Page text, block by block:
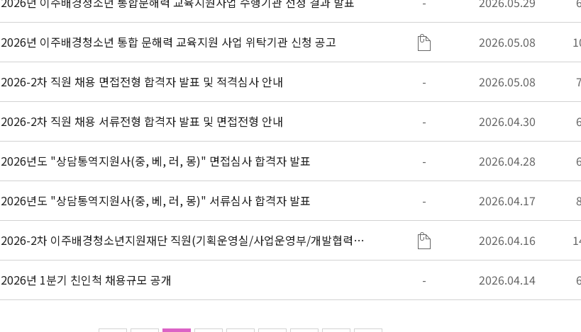
2026년 이주배경청소년 통합 문해력 교육지원 사업 위탁기관 신청 공고 2026.05.08
2026-2차 직원 채용 면접전형 합격자 발표 및 적격심사 안내 - 2026.05.08
2026-2차 직원 채용 서류전형 합격자 발표 및 면접전형 안내 - 2026.04.30
2026년도 "상담통역지원사(중, 베, 러, 몽)" 면접심사 합격자 발표 - 2026.04.28
2026년도 "상담통역지원사(중, 베, 러, 몽)" 서류심사 합격자 발표 - 2026.04.17
2026-2차 이주배경청소년지원재단 직원(기획운영실/사업운영부/개발협력부)
채용공고 (~4/26)
2026.04.16
2026년 1분기 친인척 채용규모 공개 - 2026.04.14